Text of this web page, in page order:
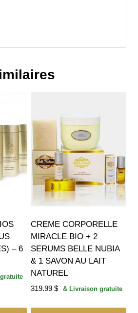
– 6
CREME CORPORELLE
MIRACLE BIO + 2
SERUMS BELLE NUBIA
& 1 SAVON AU LAIT
NATUREL
319.99 $ & Livraison gratuite